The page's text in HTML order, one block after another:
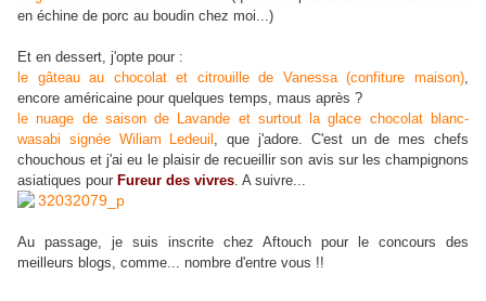
en échine de porc au boudin chez moi...)
Et en dessert, j'opte pour :
le gâteau au chocolat et citrouille de Vanessa (confiture maison),
encore américaine pour quelques temps, maus après ?
le nuage de saison de Lavande et surtout la glace chocolat blanc-
wasabi signée Wiliam Ledeuil , que j'adore. C'est un de mes chefs
chouchous et j'ai eu le plaisir de recueillir son avis sur les champignons
asiatiques pour Fureur des vivres. A suivre...
Au passage, je suis inscrite chez Aftouch pour le concours des
meilleurs blogs, comme... nombre d'entre vous !!